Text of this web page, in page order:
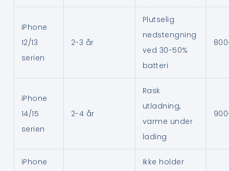
iPhone
12/13
serien
2-3 år
Plutselig
nedstengning
ved 30-50%
batteri
iPhone
14/15
serien
2-4 år
Rask
utladning,
varme under
lading
iPhone
Ikke holder